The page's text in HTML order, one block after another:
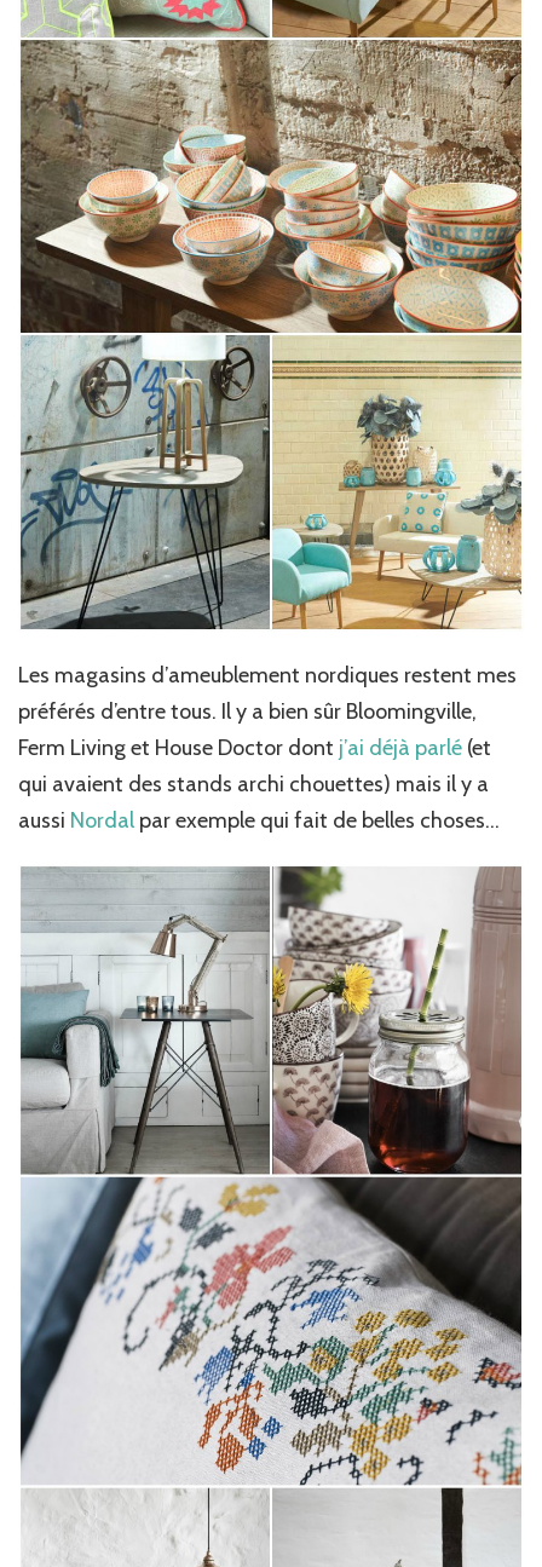
Les magasins d’ameublement nordiques restent mes
préférés d’entre tous. Il y a bien sûr Bloomingville,
Ferm Living et House Doctor dont j’ai déjà parlé (et
qui avaient des stands archi chouettes) mais il y a
aussi Nordal par exemple qui fait de belles choses…